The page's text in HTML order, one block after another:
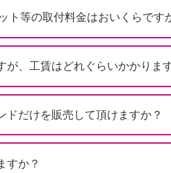
ト等の取付料金はおいくらです
が、工賃はどれぐらいかかりま
ドだけを販売して頂けますか？
すか？